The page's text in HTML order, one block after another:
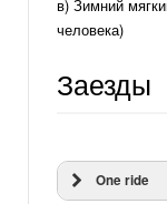
в) Зимний
человека)
Заезды
One ride